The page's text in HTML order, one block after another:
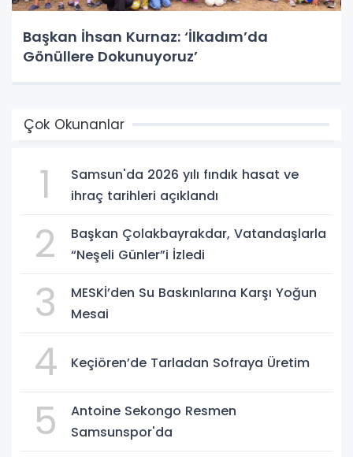
Başkan İhsan Kurnaz: ‘İlkadım’da
Gönüllere Dokunuyoruz’
Çok Okunanlar
1
Samsun'da 2026 yılı fındık hasat ve
ihraç tarihleri açıklandı
2
Başkan Çolakbayrakdar, Vatandaşlarla
“Neşeli Günler”i İzledi
3
MESKİ’den Su Baskınlarına Karşı Yoğun
Mesai
4 Keçiören’de Tarladan Sofraya Üretim
5
Antoine Sekongo Resmen
Samsunspor'da